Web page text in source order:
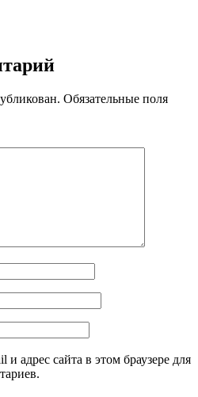
Обязательные поля
адрес сайта в этом браузере для